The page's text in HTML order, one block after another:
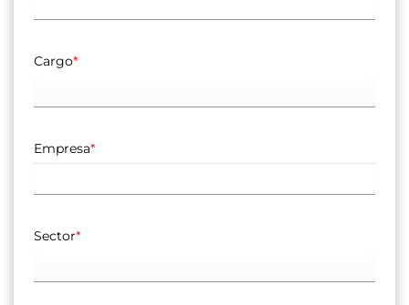
Cargo*
Empresa*
Sector*